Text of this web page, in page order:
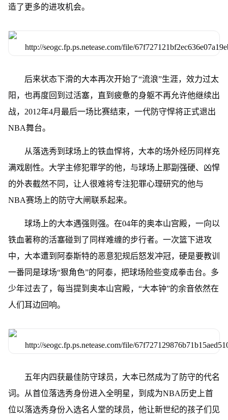
造了更多的进攻机会。
后来状态下滑的大本再次开始了“流浪”生涯，效力过太
阳，也再度回到过活塞，直到疲惫的身躯不再允许他继续出
战，2012年4月最后一场比赛结束，一代防守悍将正式退出
NBA舞台。
从落选秀到球场上的铁血悍将，大本的场外经历同样充
满戏剧性。大学主修犯罪学的他，与球场上那副强硬、凶悍
的外表截然不同，让人很难将专注犯罪心理研究的他与
NBA赛场上的防守大闸联系起来。
球场上的大本遇强则强。在04年的奥本山宫殿，一向以
铁血著称的活塞碰到了同样难缠的步行者。一次篮下进攻
中，大本遭到阿泰斯特的恶意犯规后怒发冲冠，硬是要教训
一番同是球场“狠角色”的阿泰，把球场险些变成拳击台。多
少年过去了，每当提到奥本山宫殿，“大本钟”的余音依然在
人们耳边回响。
五年内四获最佳防守球员，大本已然成为了防守的代名
词。从首位落选秀身份进入全明星，到成为NBA历史上首
位以落选秀身份入选名人堂的球员，他让新世纪的孩子们见